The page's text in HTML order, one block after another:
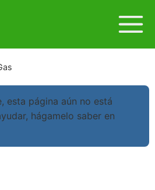
esta página aún no está
hágamelo saber en